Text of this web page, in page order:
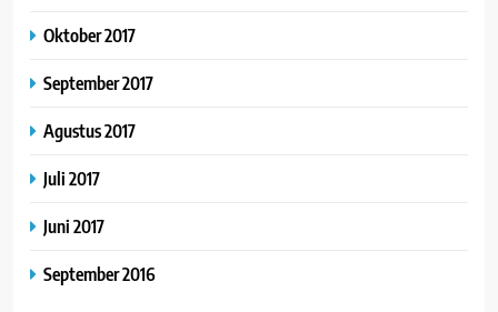
Oktober 2017
September 2017
Agustus 2017
Juli 2017
Juni 2017
September 2016